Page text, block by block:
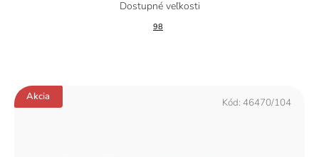
98
Akcia Kód: 46470/104